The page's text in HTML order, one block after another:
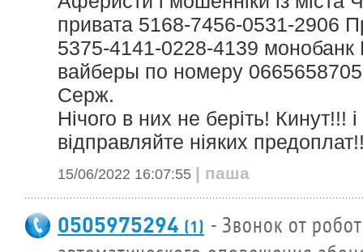
привата 5168-7456-0531-2906
5375-4141-0228-4139
вайберы по номеру
Серж.
Нічого в них не беріть! Кинут!!!
відправляйте ніяких
15/06/2022 16:07:55 | паша
0505975294 (1) - Звонок от